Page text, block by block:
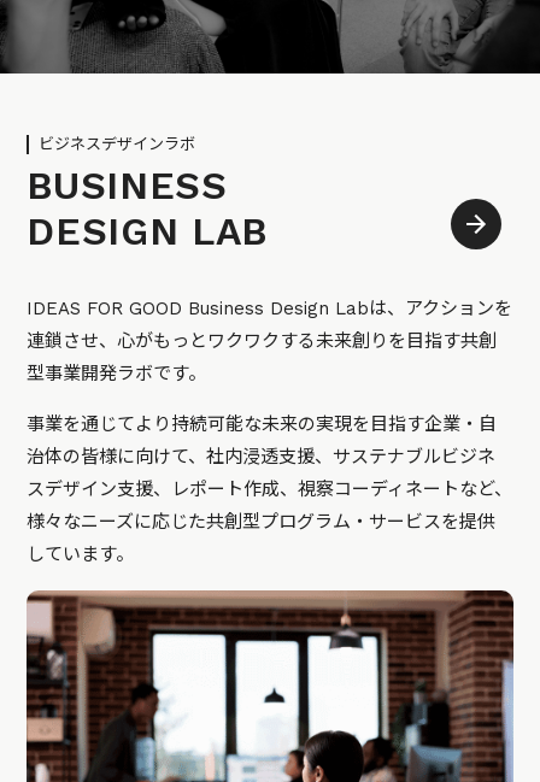
ビジネスデザインラボ
BUSINESS
DESIGN LAB
IDEAS FOR GOOD Business Design Labは、アクションを
連鎖させ、心がもっとワクワクする未来創りを目指す共創
型事業開発ラボです。
事業を通じてより持続可能な未来の実現を目指す企業・自
治体の皆様に向けて、社内浸透支援、サステナブルビジネ
スデザイン支援、レポート作成、視察コーディネートなど、
様々なニーズに応じた共創型プログラム・サービスを提供
しています。